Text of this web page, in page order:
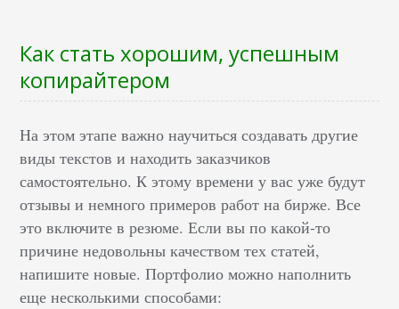
Как стать хорошим, успешным
копирайтером
На этом этапе важно научиться создавать другие
виды текстов и находить заказчиков
самостоятельно. К этому времени у вас уже будут
отзывы и немного примеров работ на бирже. Все
это включите в резюме. Если вы по какой-то
причине недовольны качеством тех статей,
напишите новые. Портфолио можно наполнить
еще несколькими способами: